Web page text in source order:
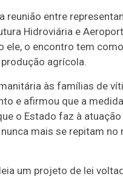
reunião entre
Hidroviária e
ele, o encontro tem
agrícola.
às famílias de
e afirmou que a
o Estado faz à
mais se repitam no
um projeto de lei